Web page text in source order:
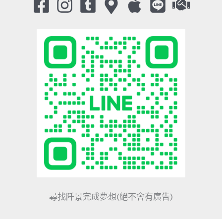
尋找阡景完成夢想(絕不會有廣告)